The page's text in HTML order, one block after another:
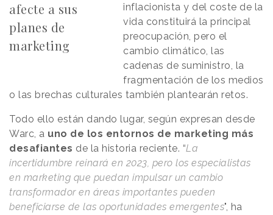
afecte a sus
planes de
marketing
inflacionista y del coste de la
vida constituirá la principal
preocupación, pero el
cambio climático, las
cadenas de suministro, la
fragmentación de los medios
o las brechas culturales también plantearán retos.
Todo ello están dando lugar, según expresan desde
Warc, a uno de los entornos de marketing más
desafiantes de la historia reciente. “La
incertidumbre reinará en 2023, pero los especialistas
en marketing que puedan impulsar un cambio
transformador en áreas importantes pueden
beneficiarse de las oportunidades emergentes", ha